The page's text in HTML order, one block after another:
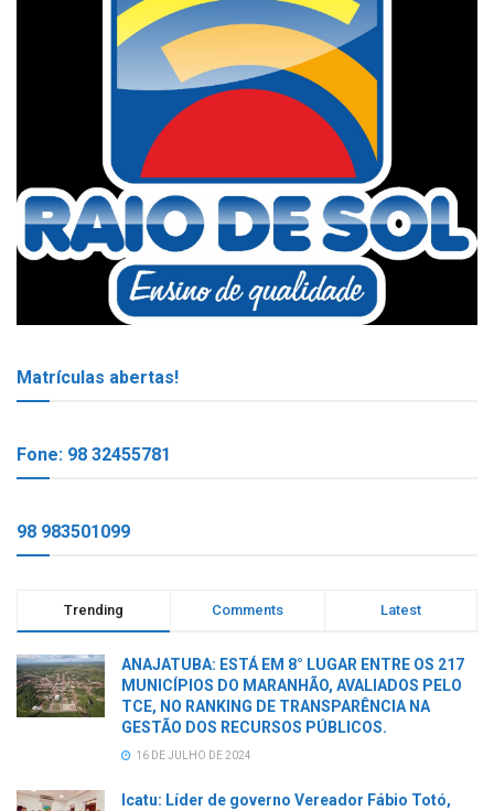
Matrículas abertas!
Fone: 98 32455781
98 983501099
Trending Comments Latest
ANAJATUBA: ESTÁ EM 8° LUGAR ENTRE OS 217
MUNICÍPIOS DO MARANHÃO, AVALIADOS PELO
TCE, NO RANKING DE TRANSPARÊNCIA NA
GESTÃO DOS RECURSOS PÚBLICOS.
16 DE JULHO DE 2024
Icatu: Líder de governo Vereador Fábio Totó,